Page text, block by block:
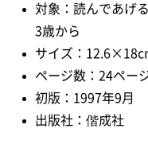
対象：読んであげ
3歳から
サイズ：
ページ数：24ペー
初版：1997年9月
出版社：偕成社